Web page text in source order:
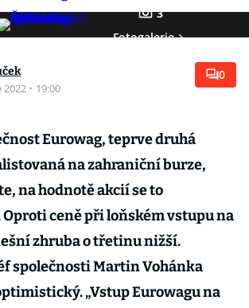
3
Fotogalerie
2022 · 19:00
0
Eurowag, teprve druhá
na zahraniční burze,
na hodnotě akcií se to
ceně při loňském vstupu na
zhruba o třetinu nižší.
společnosti Martin Vohánka
„Vstup Eurowagu na